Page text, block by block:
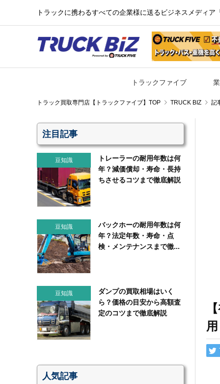
トラックに携わるすべての企業様に送るビジネスメディア
トラックファイブ
TRUCK BIZ 記
注目記事
豆知識
トレーラーの耐用年数は何
年？減価償却・寿命・長持
ちさせるコツまで徹底解説
豆知識
バックホーの耐用年数は何
年？法定年数・寿命・点
検・メンテナンスまで徹...
豆知識
ダンプの買取相場はいく
ら？価格の目安から高額査
定のコツまで徹底解説
人気記事